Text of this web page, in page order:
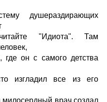
душераздирающих
"Идиота". Там
он с самого детства
изгладил все из его
врач создал